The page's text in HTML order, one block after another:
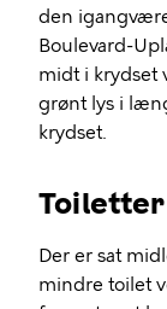
den
Boulevard-
midt i krydset
grønt lys i
krydset.
Der er sat
mindre toilet